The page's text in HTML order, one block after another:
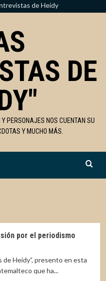
de Heidy
DE
PERSONAJES NOS CUENTAN SU
Y MUCHO MÁS.
por el periodismo
de Heidy”, presento en esta
que ha...